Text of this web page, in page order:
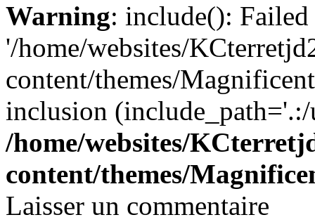
Warning: include():
'/home/websites/
content/themes/
inclusion
/home/websites/
content/themes/
Laisser un commentaire